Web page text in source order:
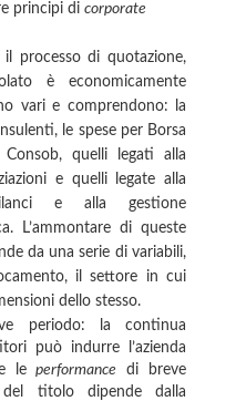
principi di corporate
processo di quotazione,
è economicamente
vari e comprendono: la
le spese per Borsa
quelli legati alla
e quelli legate alla
e alla gestione
L’ammontare di queste
da una serie di variabili,
il settore in cui
dello stesso.
periodo: la continua
può indurre l’azienda
leperformance di breve
del titolo dipende dalla